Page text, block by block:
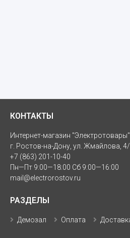
КОНТАКТЫ
Интернет-магазин "Электротовары"
г. Ростов-на-Дону, ул. Жмайлова,
+7 (863) 201-10-40
Пн—Пт 9:00—18:00 Сб 9:00—16:00
mail@electrorostov.ru
РАЗДЕЛЫ
Демозал Оплата